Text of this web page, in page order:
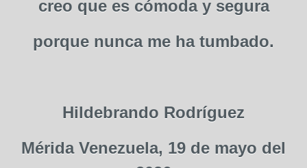
creo que es cómoda y segura
porque nunca me ha tumbado.
Hildebrando Rodríguez
Mérida Venezuela, 19 de mayo del